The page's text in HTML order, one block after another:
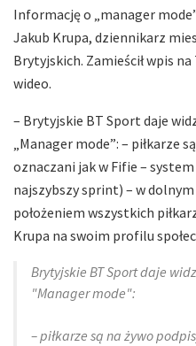
Informację o „manager
Jakub Krupa, dziennikarz
Brytyjskich. Zamieścił wpis
wideo.
– Brytyjskie BT Sport daje
„Manager mode”: – piłkarze
oznaczani jak w Fifie –
najszybszy sprint) – w
położeniem wszystkich
Krupa na swoim profilu
Brytyjskie BT Sport daje
"Manager mode":
– piłkarze są na żywo